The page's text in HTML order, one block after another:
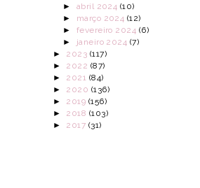
► abril 2024 (10)
► março 2024 (12)
► fevereiro 2024 (6)
► janeiro 2024 (7)
► 2023 (117)
► 2022 (87)
► 2021 (84)
► 2020 (136)
► 2019 (156)
► 2018 (103)
► 2017 (31)